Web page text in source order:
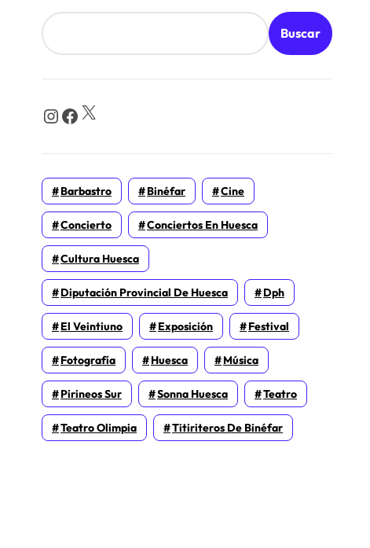
Buscar
InstagramFacebook X
Barbastro Binéfar Cine
Concierto Conciertos En Huesca
Cultura Huesca
Diputación Provincial De Huesca Dph
El Veintiuno Exposición Festival
Fotografía Huesca Música
Pirineos Sur Sonna Huesca Teatro
Teatro Olimpia Titiriteros De Binéfar